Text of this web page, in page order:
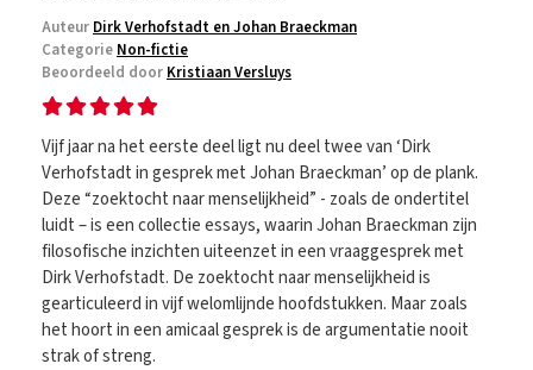
Auteur Dirk Verhofstadt en Johan Braeckman
Categorie Non-fictie
Beoordeeld door Kristiaan Versluys
Vijf jaar na het eerste deel ligt nu deel twee van ‘Dirk
Verhofstadt in gesprek met Johan Braeckman’ op de plank.
Deze “zoektocht naar menselijkheid” - zoals de ondertitel
luidt – is een collectie essays, waarin Johan Braeckman zijn
filosofische inzichten uiteenzet in een vraaggesprek met
Dirk Verhofstadt. De zoektocht naar menselijkheid is
gearticuleerd in vijf welomlijnde hoofdstukken. Maar zoals
het hoort in een amicaal gesprek is de argumentatie nooit
strak of streng.